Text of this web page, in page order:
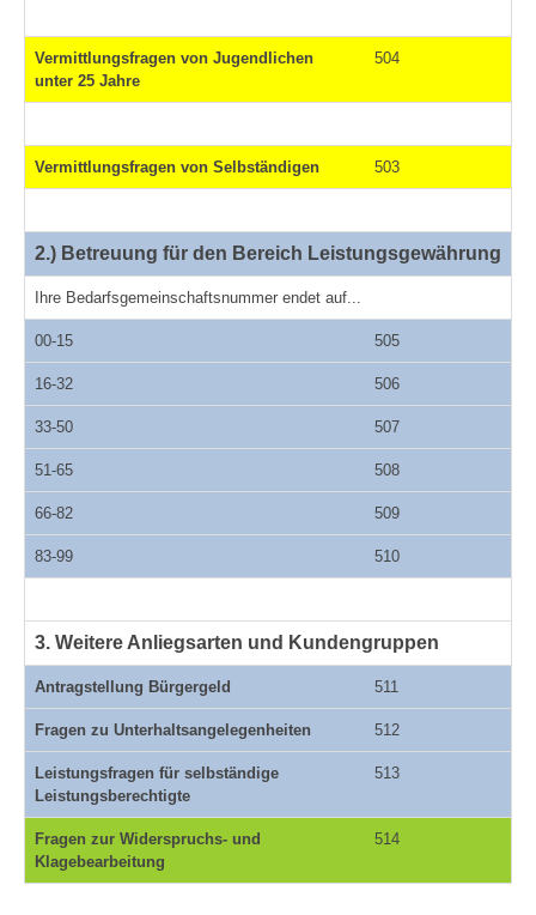
Vermittlungsfragen von Jugendlichen
unter 25 Jahre
504
Vermittlungsfragen von Selbständigen 503
2.) Betreuung für den Bereich Leistungsgewährung
Ihre Bedarfsgemeinschaftsnummer endet auf...
00-15 505
16-32 506
33-50 507
51-65 508
66-82 509
83-99 510
3. Weitere Anliegsarten und Kundengruppen
Antragstellung Bürgergeld 511
Fragen zu Unterhaltsangelegenheiten 512
Leistungsfragen für selbständige
Leistungsberechtigte
513
Fragen zur Widerspruchs- und
Klagebearbeitung
514